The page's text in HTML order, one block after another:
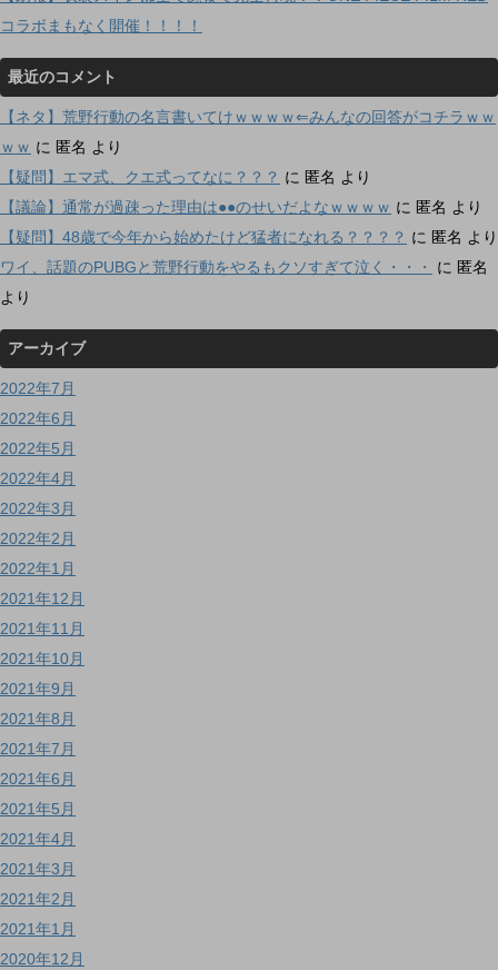
コラボまもなく開催！！！！
最近のコメント
【ネタ】荒野行動の名言書いてけｗｗｗｗ⇐みんなの回答がコチラｗｗ
ｗｗ に 匿名 より
【疑問】エマ式、クエ式ってなに？？？ に 匿名 より
【議論】通常が過疎った理由は●●のせいだよなｗｗｗｗ に 匿名 より
【疑問】48歳で今年から始めたけど猛者になれる？？？？ に 匿名 より
ワイ、話題のPUBGと荒野行動をやるもクソすぎて泣く・・・
に 匿名
より
アーカイブ
2022年7月
2022年6月
2022年5月
2022年4月
2022年3月
2022年2月
2022年1月
2021年12月
2021年11月
2021年10月
2021年9月
2021年8月
2021年7月
2021年6月
2021年5月
2021年4月
2021年3月
2021年2月
2021年1月
2020年12月